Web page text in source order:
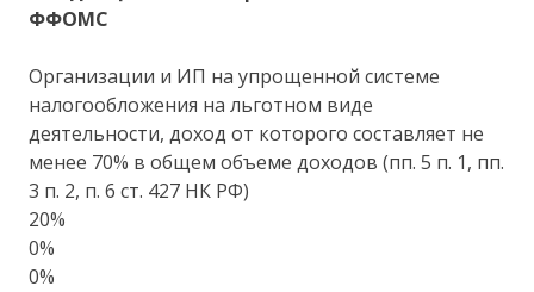
ФФОМС
Организации и ИП на упрощенной системе
налогообложения на льготном виде
деятельности, доход от которого составляет не
менее 70% в общем объеме доходов (пп. 5 п. 1, пп.
3 п. 2, п. 6 ст. 427 НК РФ)
20%
0%
0%